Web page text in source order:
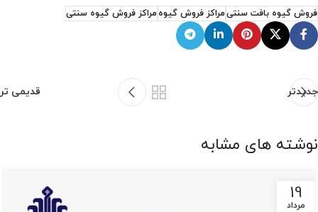
فروش گیوه بافت سنتیمراکز فروش گیوهمراکز فروش گیوه سنتی
جدیدتر قدیمی تر
نوشته های مشابه
19
مرداد